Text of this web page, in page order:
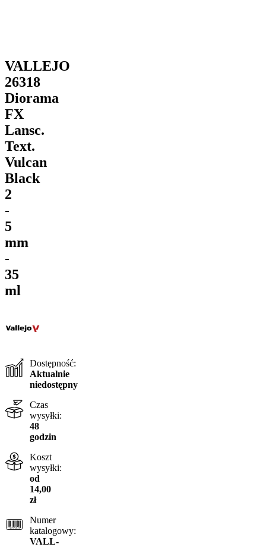
VALLEJO
26318
Diorama
FX
Lansc.
Text.
Vulcan
Black
2
-
5
mm
-
35
ml
Dostępność:
Aktualnie
niedostępny
Czas
wysyłki:
48
godzin
Koszt
wysyłki:
od
14,00
zł
Numer
katalogowy:
VALL-